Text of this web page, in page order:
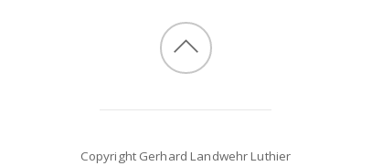
Copyright Gerhard Landwehr Luthier